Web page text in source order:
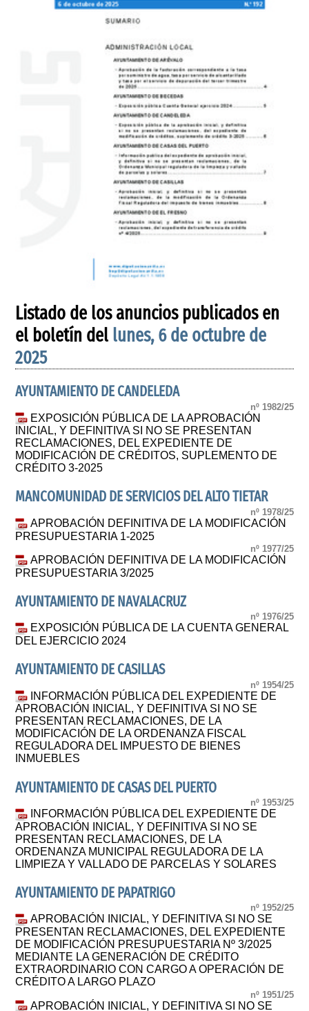
Listado de los anuncios publicados en
el boletín del lunes, 6 de octubre de
2025
AYUNTAMIENTO DE CANDELEDA
nº 1982/25
EXPOSICIÓN PÚBLICA DE LA APROBACIÓN
INICIAL, Y DEFINITIVA SI NO SE PRESENTAN
RECLAMACIONES, DEL EXPEDIENTE DE
MODIFICACIÓN DE CRÉDITOS, SUPLEMENTO DE
CRÉDITO 3-2025
MANCOMUNIDAD DE SERVICIOS DEL ALTO TIETAR
nº 1978/25
APROBACIÓN DEFINITIVA DE LA MODIFICACIÓN
PRESUPUESTARIA 1-2025
nº 1977/25
APROBACIÓN DEFINITIVA DE LA MODIFICACIÓN
PRESUPUESTARIA 3/2025
AYUNTAMIENTO DE NAVALACRUZ
nº 1976/25
EXPOSICIÓN PÚBLICA DE LA CUENTA GENERAL
DEL EJERCICIO 2024
AYUNTAMIENTO DE CASILLAS
nº 1954/25
INFORMACIÓN PÚBLICA DEL EXPEDIENTE DE
APROBACIÓN INICIAL, Y DEFINITIVA SI NO SE
PRESENTAN RECLAMACIONES, DE LA
MODIFICACIÓN DE LA ORDENANZA FISCAL
REGULADORA DEL IMPUESTO DE BIENES
INMUEBLES
AYUNTAMIENTO DE CASAS DEL PUERTO
nº 1953/25
INFORMACIÓN PÚBLICA DEL EXPEDIENTE DE
APROBACIÓN INICIAL, Y DEFINITIVA SI NO SE
PRESENTAN RECLAMACIONES, DE LA
ORDENANZA MUNICIPAL REGULADORA DE LA
LIMPIEZA Y VALLADO DE PARCELAS Y SOLARES
AYUNTAMIENTO DE PAPATRIGO
nº 1952/25
APROBACIÓN INICIAL, Y DEFINITIVA SI NO SE
PRESENTAN RECLAMACIONES, DEL EXPEDIENTE
DE MODIFICACIÓN PRESUPUESTARIA Nº 3/2025
MEDIANTE LA GENERACIÓN DE CRÉDITO
EXTRAORDINARIO CON CARGO A OPERACIÓN DE
CRÉDITO A LARGO PLAZO
nº 1951/25
APROBACIÓN INICIAL, Y DEFINITIVA SI NO SE